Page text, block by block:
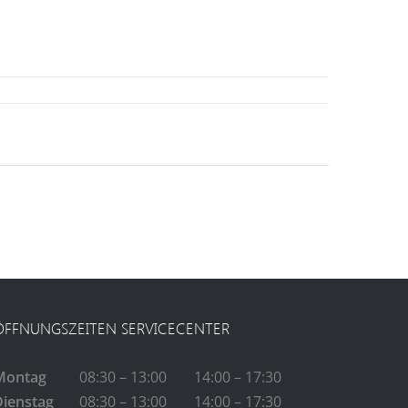
SERVICECENTER
08:30 – 13:00
14:00 – 17:30
08:30 – 13:00 14:00 – 17:30